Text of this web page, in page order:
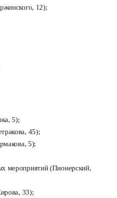
12);
5);
45);
5);
мероприятий (Пионерский,
33);